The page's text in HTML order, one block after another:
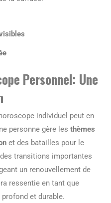
Personnel: Une
individuel peut en
personne gère les thèmes
et des batailles pour le
des transitions importantes
un renouvellement de
ressentie en tant que
et durable.